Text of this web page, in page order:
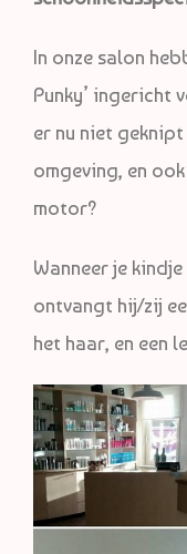
In onze salon
Punky’ ingericht
er nu niet
omgeving, en
motor?
Wanneer je
ontvangt hij/zij
het haar, en een